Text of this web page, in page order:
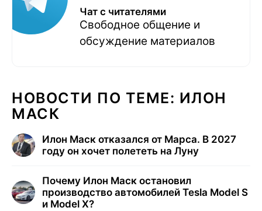
Чат с читателями
Свободное общение и
обсуждение материалов
НОВОСТИ ПО ТЕМЕ: ИЛОН
МАСК
Илон Маск отказался от Марса. В 2027
году он хочет полететь на Луну
Почему Илон Маск остановил
производство автомобилей Tesla Model S
и Model X?